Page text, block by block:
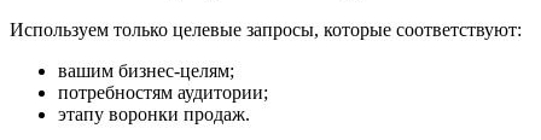
Используем только целевые запросы, которые соответствуют:
вашим бизнес‑целям;
потребностям аудитории;
этапу воронки продаж.